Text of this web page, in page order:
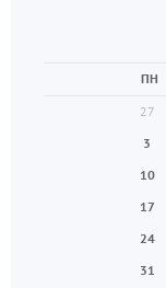
ПН
27
3
10
17
24
31